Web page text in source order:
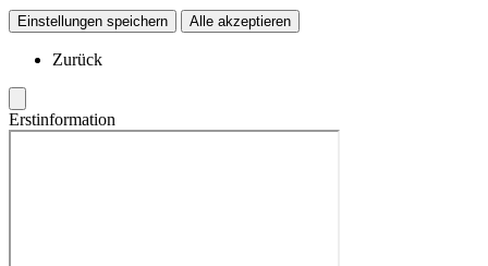
Einstellungen speichern Alle akzeptieren
Zurück
Erstinformation